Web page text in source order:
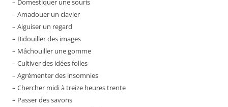
– Domestiquer une souris
– Amadouer un clavier
– Aiguiser un regard
– Bidouiller des images
– Mâchouiller une gomme
– Cultiver des idées folles
– Agrémenter des insomnies
– Chercher midi à treize heures trente
– Passer des savons